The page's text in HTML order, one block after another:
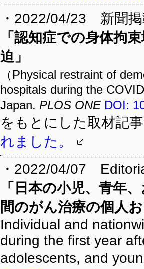
・2022/04/23 新聞
「認知症での身体拘
迫」
（Physical restraint of
hospitals during the
Japan. PLOS ONE DOI:
をもとにした取材記
れました。
・2022/04/07
「 日本の小児、青年
間のがん治療の個人
Individual and
during the first year
adolescents, and